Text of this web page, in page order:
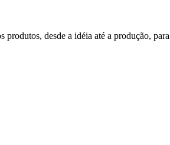
desde a idéia até a produção,